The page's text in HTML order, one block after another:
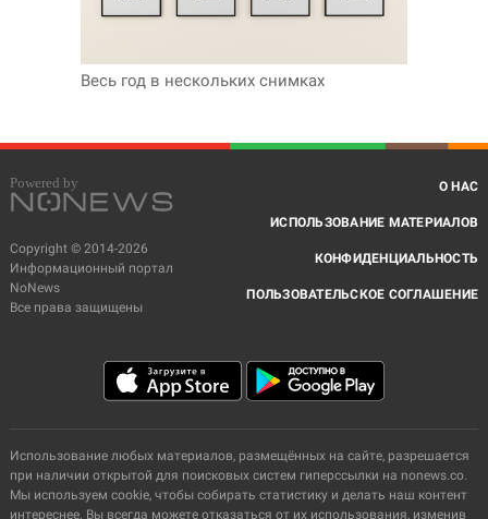
Весь год в нескольких снимках
Copyright © 2014-2026
Информационный портал
NoNews
Все права защищены
О НАС
ИСПОЛЬЗОВАНИЕ МАТЕРИАЛОВ
КОНФИДЕНЦИАЛЬНОСТЬ
ПОЛЬЗОВАТЕЛЬСКОЕ СОГЛАШЕНИЕ
Использование любых материалов, размещённых на сайте, разрешается
при наличии открытой для поисковых систем гиперссылки на nonews.co.
Мы используем cookie, чтобы собирать статистику и делать наш контент
интереснее. Вы всегда можете отказаться от их использования, изменив